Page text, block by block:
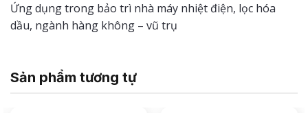
Ứng dụng trong bảo trì nhà máy nhiệt điện, lọc hóa
dầu, ngành hàng không – vũ trụ
Sản phẩm tương tự